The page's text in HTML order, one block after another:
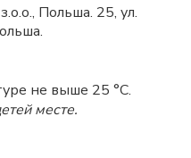
Польша. 25, ул.
не выше 25 °C.
месте.